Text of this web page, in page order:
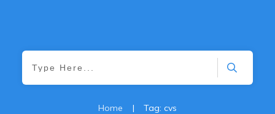
Home | Tag: cvs